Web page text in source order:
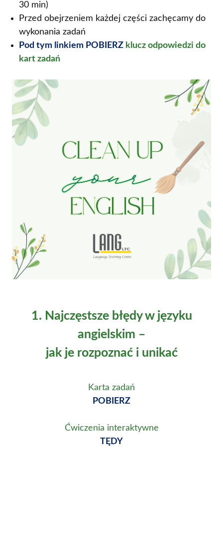
30 min)
Przed obejrzeniem każdej części zachęcamy do
wykonania zadań
Pod tym linkiem POBIERZ klucz odpowiedzi do
kart zadań
1. Najczęstsze błędy w języku
angielskim –
jak je rozpoznać i unikać
Karta zadań
POBIERZ
Ćwiczenia interaktywne
TĘDY